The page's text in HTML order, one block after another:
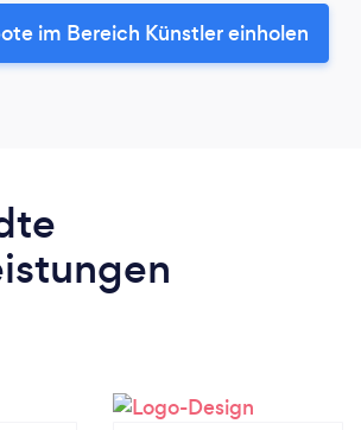
im Bereich Künstler einholen